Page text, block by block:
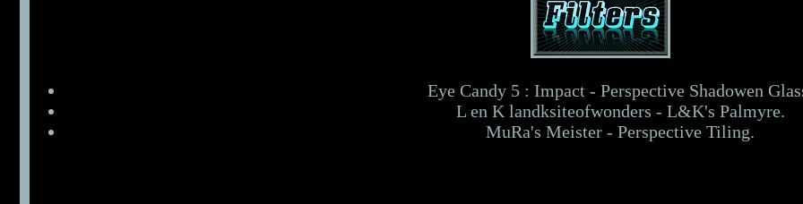
Eye Candy 5 : Impact - Perspective Shadowen
L en K landksiteofwonders - L&K's Palmyre.
MuRa's Meister - Perspective Tiling.